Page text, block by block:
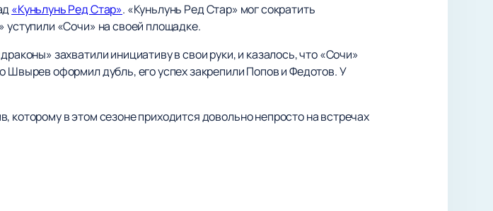
«Куньлунь Ред Стар». «Куньлунь Ред Стар» мог сократить
уступили «Сочи» на своей площадке.
захватили инициативу в свои руки, и казалось, что «Сочи»
оформил дубль, его успех закрепили Попов и Федотов. У
в этом сезоне приходится довольно непросто на встречах